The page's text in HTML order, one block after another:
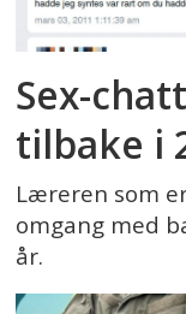
Sex-
tilbake i
Læreren som
omgang med
år.